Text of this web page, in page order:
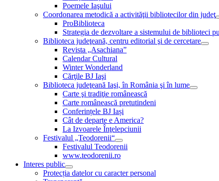
Poemele Iaşului
Coordonarea metodică a activităţii bibliotecilor din judeţ
ProBiblioteca
Strategia de dezvoltare a sistemului de biblioteci
Biblioteca judeţeană, centru editorial şi de cercetare
Revista „Asachiana”
Calendar Cultural
Winter Wonderland
Cărţile BJ Iaşi
Biblioteca judeţeană Iaşi, în România şi în lume
Carte şi tradiţie românească
Carte românească pretutindeni
Conferințele BJ Iași
Cât de departe e America?
La Izvoarele Înţelepciunii
Festivalul „Teodorenii“
Festivalul Teodorenii
www.teodorenii.ro
Interes public
Protecția datelor cu caracter personal